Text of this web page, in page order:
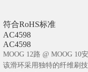
符合RoHS标准
AC4598
AC4598
MOOG 12路 @ MOOG 10
该滑环采用独特的纤维刷